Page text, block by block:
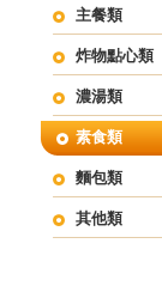
主餐類
炸物點心類
濃湯類
素食類
麵包類
其他類